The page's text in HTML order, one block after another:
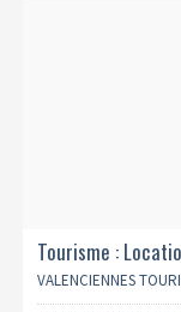
Tourisme :
VALENCIENNES